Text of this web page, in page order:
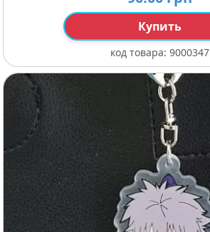
Купить
код товара: 9000347